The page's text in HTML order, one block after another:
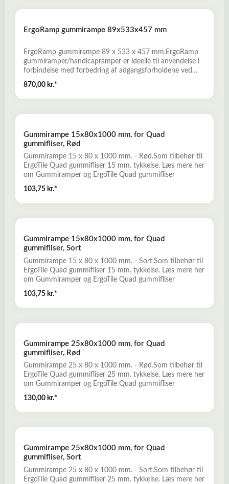
om Gummiramper
ErgoRamp gummirampe 89x533x457 mm
ErgoRamp gummirampe 89 x 533 x 457 mm.ErgoRamp
gummiramper/handicapramper er ideelle til anvendelse i
forbindelse med forbedring af adgangsforholdene ved
erhvervslivet. - Fremstillet af miljørigtig genbrugsgummi
fra udtjente bildæk- Slidstærke, skridsikre og
specialværktøj- Bredt produktprogram, som omfatter
om Gummiramper
870,00 kr.*
Gummirampe 15x80x1000 mm, for Quad
gummifliser, Rød
Gummirampe 15 x 80 x 1000 mm. - Rød.Som tilbehør til
ErgoTile Quad gummifliser 15 mm. tykkelse. Læs mere her
om Gummiramper og ErgoTile Quad gummifliser
103,75 kr.*
Gummirampe 15x80x1000 mm, for Quad
gummifliser, Sort
Gummirampe 15 x 80 x 1000 mm. - Sort.Som tilbehør til
ErgoTile Quad gummifliser 15 mm. tykkelse. Læs mere her
om Gummiramper og ErgoTile Quad gummifliser
103,75 kr.*
Gummirampe 25x80x1000 mm, for Quad
gummifliser, Rød
Gummirampe 25 x 80 x 1000 mm. - Rød.Som tilbehør til
ErgoTile Quad gummifliser 25 mm. tykkelse. Læs mere her
om Gummiramper og ErgoTile Quad gummifliser
130,00 kr.*
Gummirampe 25x80x1000 mm, for Quad
gummifliser, Sort
Gummirampe 25 x 80 x 1000 mm. - Sort.Som tilbehør til
ErgoTile Quad gummifliser 25 mm. tykkelse. Læs mere her